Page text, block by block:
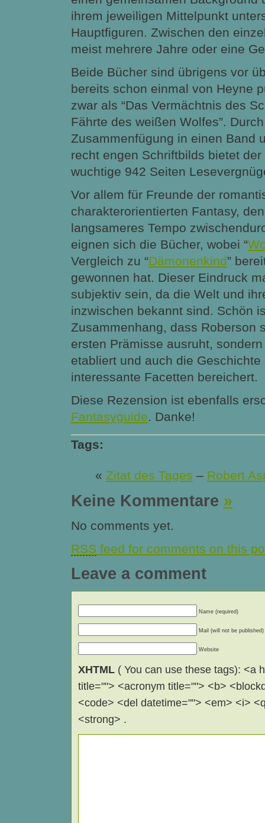
ihrem jeweiligen Mittelpunkt
Hauptfiguren. Zwischen den
meist mehrere Jahre oder eine
Beide Bücher sind übrigens vor
bereits schon einmal von Heyne
zwar als “Das Vermächtnis des
Fährte des weißen Wolfes”.
Zusammenfügung in einen Band
recht engen Schriftbilds bietet
wuchtige 942 Seiten
Vor allem für Freunde der
charakterorientierten Fantasy,
langsameres Tempo
eignen sich die Bücher, wobei “
Vergleich zu “Dämonenkind”
gewonnen hat. Dieser Eindruck
subjektiv sein, da die Welt und
inzwischen bekannt sind. Schön
Zusammenhang, dass Roberson
ersten Prämisse ausruht,
etabliert und auch die
interessante Facetten bereichert.
Diese Rezension ist ebenfalls
Fantasyguide. Danke!
Tags:
« Zitat des Tages – Robert
Keine Kommentare »
No comments yet.
RSS feed for comments on this
Leave a comment
Name (required)
Mail (will not be published)
Website
XHTML ( You can use these tags): <a
title=""> <acronym title=""> <b>
<code> <del datetime=""> <em> <i>
<strong> .